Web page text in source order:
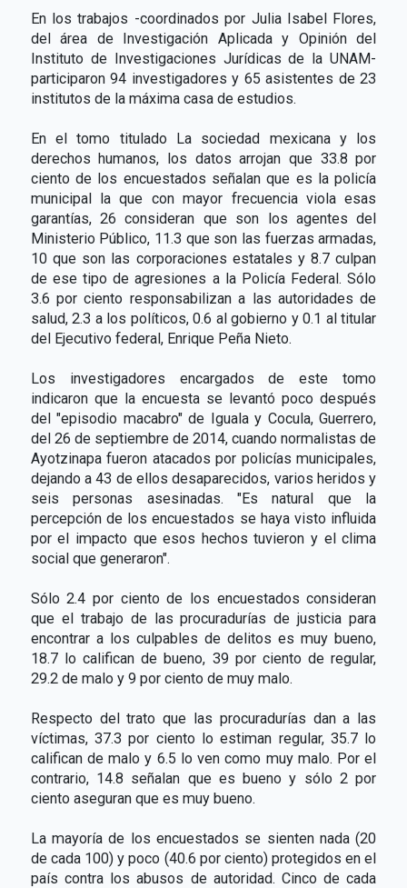
En los trabajos -coordinados por Julia Isabel Flores,
del área de Investigación Aplicada y Opinión del
Instituto de Investigaciones Jurídicas de la UNAM-
participaron 94 investigadores y 65 asistentes de 23
institutos de la máxima casa de estudios.
En el tomo titulado La sociedad mexicana y los
derechos humanos, los datos arrojan que 33.8 por
ciento de los encuestados señalan que es la policía
municipal la que con mayor frecuencia viola esas
garantías, 26 consideran que son los agentes del
Ministerio Público, 11.3 que son las fuerzas armadas,
10 que son las corporaciones estatales y 8.7 culpan
de ese tipo de agresiones a la Policía Federal. Sólo
3.6 por ciento responsabilizan a las autoridades de
salud, 2.3 a los políticos, 0.6 al gobierno y 0.1 al titular
del Ejecutivo federal, Enrique Peña Nieto.
Los investigadores encargados de este tomo
indicaron que la encuesta se levantó poco después
del "episodio macabro" de Iguala y Cocula, Guerrero,
del 26 de septiembre de 2014, cuando normalistas de
Ayotzinapa fueron atacados por policías municipales,
dejando a 43 de ellos desaparecidos, varios heridos y
seis personas asesinadas. "Es natural que la
percepción de los encuestados se haya visto influida
por el impacto que esos hechos tuvieron y el clima
social que generaron".
Sólo 2.4 por ciento de los encuestados consideran
que el trabajo de las procuradurías de justicia para
encontrar a los culpables de delitos es muy bueno,
18.7 lo califican de bueno, 39 por ciento de regular,
29.2 de malo y 9 por ciento de muy malo.
Respecto del trato que las procuradurías dan a las
víctimas, 37.3 por ciento lo estiman regular, 35.7 lo
califican de malo y 6.5 lo ven como muy malo. Por el
contrario, 14.8 señalan que es bueno y sólo 2 por
ciento aseguran que es muy bueno.
La mayoría de los encuestados se sienten nada (20
de cada 100) y poco (40.6 por ciento) protegidos en el
país contra los abusos de autoridad. Cinco de cada